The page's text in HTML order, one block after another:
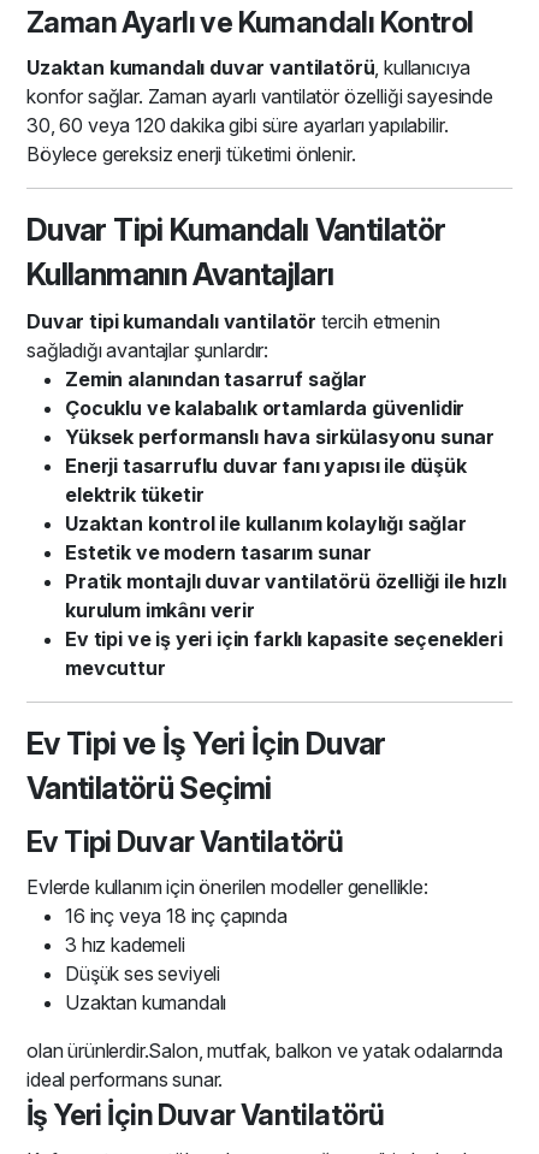
Zaman Ayarlı ve Kumandalı Kontrol
Uzaktan kumandalı duvar vantilatörü, kullanıcıya
konfor sağlar. Zaman ayarlı vantilatör özelliği sayesinde
30, 60 veya 120 dakika gibi süre ayarları yapılabilir.
Böylece gereksiz enerji tüketimi önlenir.
Duvar Tipi Kumandalı Vantilatör
Kullanmanın Avantajları
Duvar tipi kumandalı vantilatör tercih etmenin
sağladığı avantajlar şunlardır:
Zemin alanından tasarruf sağlar
Çocuklu ve kalabalık ortamlarda güvenlidir
Yüksek performanslı hava sirkülasyonu sunar
Enerji tasarruflu duvar fanı yapısı ile düşük
elektrik tüketir
Uzaktan kontrol ile kullanım kolaylığı sağlar
Estetik ve modern tasarım sunar
Pratik montajlı duvar vantilatörü özelliği ile hızlı
kurulum imkânı verir
Ev tipi ve iş yeri için farklı kapasite seçenekleri
mevcuttur
Ev Tipi ve İş Yeri İçin Duvar
Vantilatörü Seçimi
Ev Tipi Duvar Vantilatörü
Evlerde kullanım için önerilen modeller genellikle:
16 inç veya 18 inç çapında
3 hız kademeli
Düşük ses seviyeli
Uzaktan kumandalı
olan ürünlerdir.Salon, mutfak, balkon ve yatak odalarında
ideal performans sunar.
İş Yeri İçin Duvar Vantilatörü